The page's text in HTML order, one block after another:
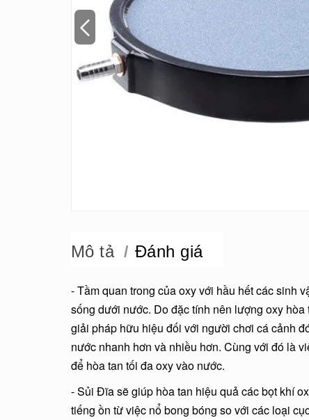
Mô tả Đánh giá
- Tầm quan trong của oxy với hầu hết các sinh
sống dưới nước. Do đặc tính nên lượng oxy
giải pháp hữu hiệu đối với người chơi cá cảnh
nước nhanh hơn và nhiều hơn. Cùng với đó là
để hòa tan tối đa oxy vào nước.
- Sủi Đĩa sẽ giúp hòa tan hiệu quả các bọt khí
tiếng ồn từ việc nổ bong bóng so với các loại